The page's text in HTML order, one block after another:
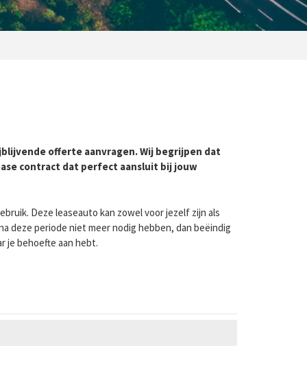
offerte aanvragen. Wij begrijpen dat
contract dat perfect aansluit bij jouw
Deze leaseauto kan zowel voor jezelf zijn als
deze periode niet meer nodig hebben, dan beëindig
je behoefte aan hebt.